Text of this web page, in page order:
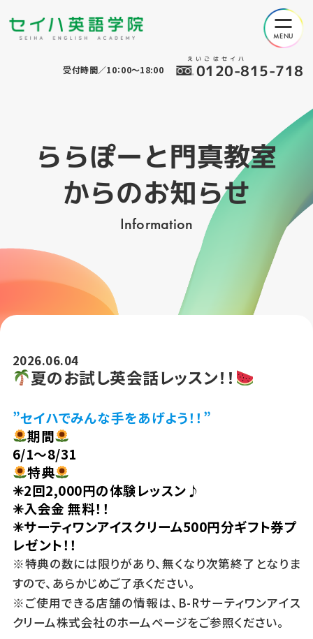
えいごはセイハ
0120-815-718
受付時間／10：00～18:00
ららぽーと門真教室
からのお知らせ
Information
2026.06.04
夏のお試し英会話レッスン！！
”セイハでみんな手をあげよう！！”
期間
6/1〜8/31
特典
✳︎2回2,000円の体験レッスン♪
✳︎入会金 無料！！
✳︎サーティワンアイスクリーム500円分ギフト券プ
レゼント！！
※特典の数には限りがあり、無くなり次第終了となりま
すので、あらかじめご了承ください。
※ご使用できる店舗の情報は、B-Rサーティワンアイス
クリーム株式会社のホームページをご参照ください。